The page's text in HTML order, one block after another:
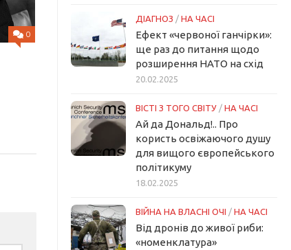
0
ДІАГНОЗ / НА ЧАСІ
Ефект «червоної ганчірки»:
ще раз до питання щодо
розширення НАТО на схід
20.02.2025
ВІСТІ З ТОГО СВІТУ / НА ЧАСІ
Ай да Дональд!.. Про
користь освіжаючого душу
для вищого європейського
політикуму
18.02.2025
ВІЙНА НА ВЛАСНІ ОЧІ / НА ЧАСІ
Від дронів до живої риби:
«номенклатура»